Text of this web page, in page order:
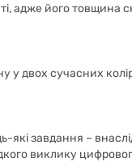
адже його
двох сучасних
які завдання –
виклику